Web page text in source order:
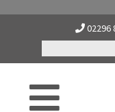
02296